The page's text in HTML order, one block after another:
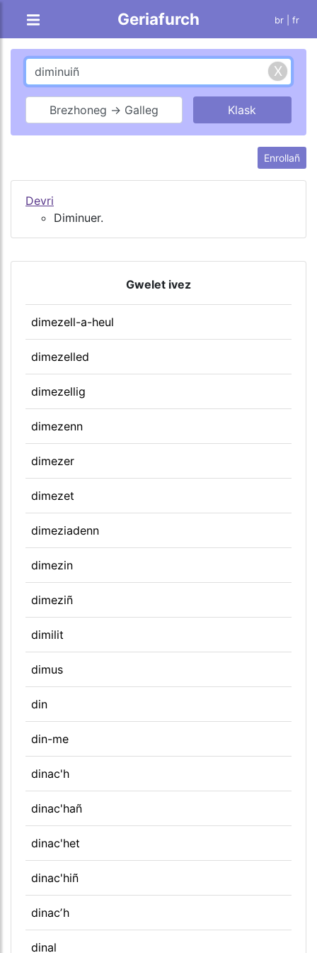
Geriafurch br | fr
Brezhoneg → Galleg
Enrollañ
Devri
Diminuer.
Gwelet ivez
dimezell-a-heul
dimezelled
dimezellig
dimezenn
dimezer
dimezet
dimeziadenn
dimezin
dimeziñ
dimilit
dimus
din
din-me
dinac'h
dinac'hañ
dinac'het
dinac'hiñ
dinacʼh
dinal